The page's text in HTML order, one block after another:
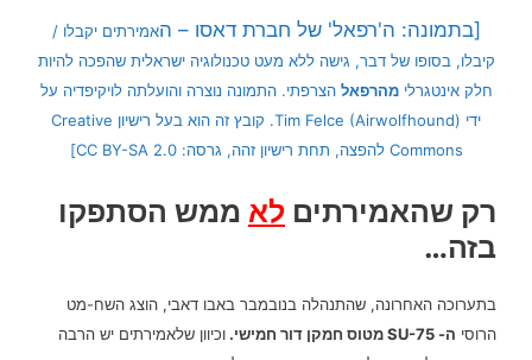
[בתמונה: ה'רפאל' של חברת דאסו – האמירתים יקבלו /
קיבלו, בסופו של דבר, גישה ללא מעט טכנולוגיה ישראלית שהפכה להיות
חלק אינטגרלימהרפאל הצרפתי. התמונה נוצרה והועלתה לויקיפדיה על
ידי Tim Felce (Airwolfhound). קובץ זה הוא בעל רישיון Creative
Commons להפצה, תחת רישיון זהה, גרסה: CC BY-SA 2.0]
רק שהאמירתים לא ממש הסתפקו
בזה…
בתערוכה האחרונה, שהתנהלה בנובמבר באבו דאבי, הוצג השח-מט
הרוסי ה- SU-75 מטוס חמקן דור חמישי.
וכיוון שלאמירתים יש הרבה